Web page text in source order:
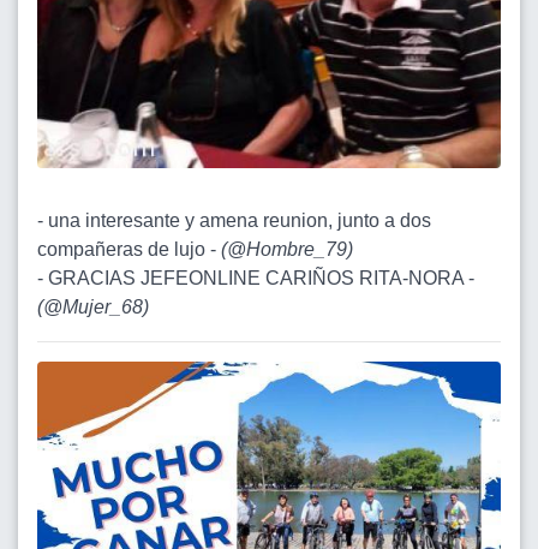
- una interesante y amena reunion, junto a dos
compañeras de lujo - (@Hombre_79)
- GRACIAS JEFEONLINE CARIÑOS RITA-NORA -
(@Mujer_68)